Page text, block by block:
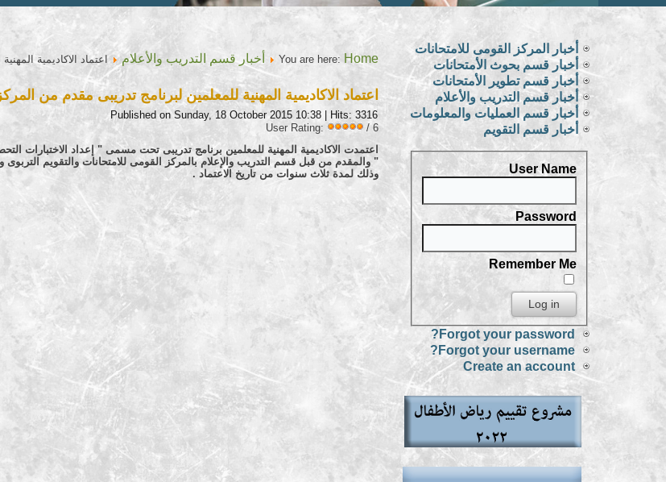
أخبار المركز القومى للامتحانات
أخبار قسم بحوث الأمتحانات
أخبار قسم تطوير الأمتحانات
أخبار قسم التدريب والأعلام
أخبار قسم العمليات والمعلومات
أخبار قسم التقويم
User Name
Password
Remember Me
Forgot your password?
Forgot your username?
Create an account
You are here: Home أخبار قسم التدريب والأعلام اعتماد الاكاديمية
اعتماد الاكاديمية المهنية للمعلمين لبرنامج تدريبى مقدم من المركز
Published on Sunday, 18 October 2015 10:38 | Hits: 3316
User Rating:
/ 6
اعتمدت الاكاديمية المهنية للمعلمين برنامج تدريبى تحت مسمى " إعداد الاختبارات
" والمقدم من قبل قسم التدريب والإعلام بالمركز القومى للامتحانات والتقويم التربوى
وذلك لمدة ثلاث سنوات من تاريخ الاعتماد .